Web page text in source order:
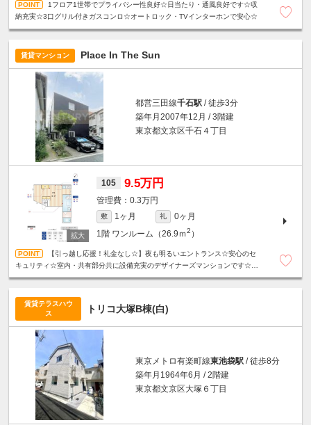
1フロア1世帯でプライバシー性良好☆日当たり・通風良好です☆収
納充実☆3口グリル付きガスコンロ☆オートロック・TVインターホンで安心☆
賃貸マンション Place In The Sun
都営三田線千石駅 / 徒歩3分
築年月2007年12月 / 3階建
東京都文京区千石４丁目
105 9.5万円
0.3万円
敷 1ヶ月 礼
0ヶ月
1階 ワンルーム（26.9ｍ2 ）
【引っ越し応援！礼金なし☆】夜も明るいエントランス☆安心のセ
キュリティ☆室内・共有部分共に設備充実のデザイナーズマンションです☆魅
賃貸テラスハウ
ス
トリコ大塚B棟(白)
東京メトロ有楽町線東池袋駅 / 徒歩8分
築年月1964年6月 / 2階建
東京都文京区大塚６丁目